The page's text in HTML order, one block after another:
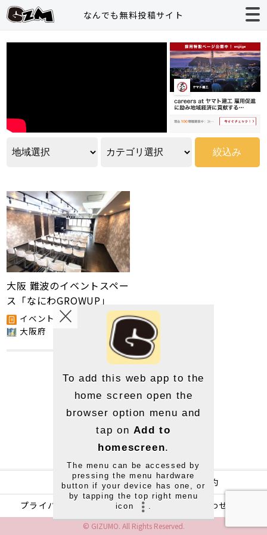
なんでも無料投稿サイト
大阪 難波のイベントスペー
ス「なにわGROWUP」
イベント
大阪府
運営
利用規約
プライバシーポリシー
お問い合わせ
© GIZUMO. All Rights Reserved.
To add this web app to the
home screen open the
browser option menu and
tap on Add to
homescreen.
The menu can be accessed by
pressing the menu hardware
button if your device has one, or
by tapping the top right menu
icon
.